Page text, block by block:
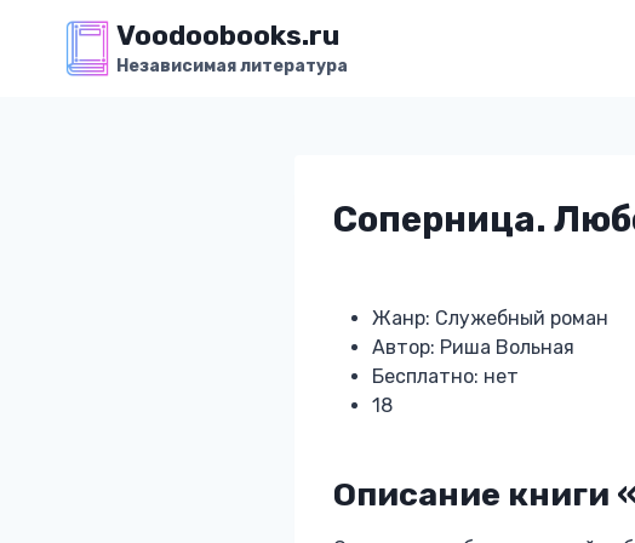
содержимому
Voodoobooks.ru
Независимая литература
Соперница.
Жанр: Служебный роман
Автор: Риша Вольная
Бесплатно: нет
18
Описание книги